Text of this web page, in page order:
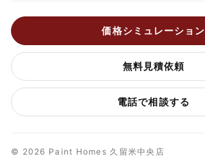
価格シミュレーション
無料見積依頼
電話で相談する
© 2026 Paint Homes 久留米中央店